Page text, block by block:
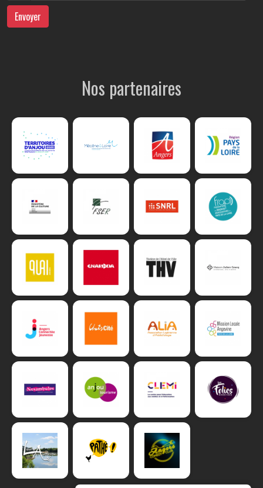
Envoyer
Nos partenaires